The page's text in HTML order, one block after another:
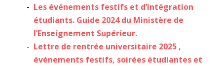
Les événements festifs et d’intégration
étudiants. Guide 2024 du Ministère de
l’Enseignement Supérieur.
Lettre de rentrée universitaire 2025 ,
événements festifs, soirées étudiantes et